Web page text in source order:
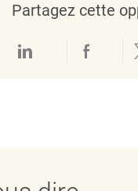
Partagez cette
Partager viaPartager